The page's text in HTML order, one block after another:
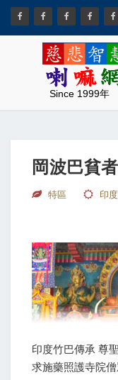
Since 1999年
岡波巴貧
特區 印度
印度竹巴傳承 尊
求施藥照護寺院